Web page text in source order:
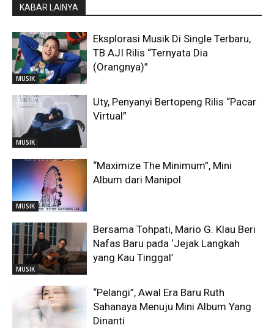
KABAR LAINYA
MUSIK
Eksplorasi Musik Di Single Terbaru,
TB AJI Rilis “Ternyata Dia
(Orangnya)”
MUSIK
Uty, Penyanyi Bertopeng Rilis “Pacar
Virtual”
MUSIK
“Maximize The Minimum”, Mini
Album dari Manipol
MUSIK
Bersama Tohpati, Mario G. Klau Beri
Nafas Baru pada ‘Jejak Langkah
yang Kau Tinggal’
“Pelangi”, Awal Era Baru Ruth
Sahanaya Menuju Mini Album Yang
Dinanti